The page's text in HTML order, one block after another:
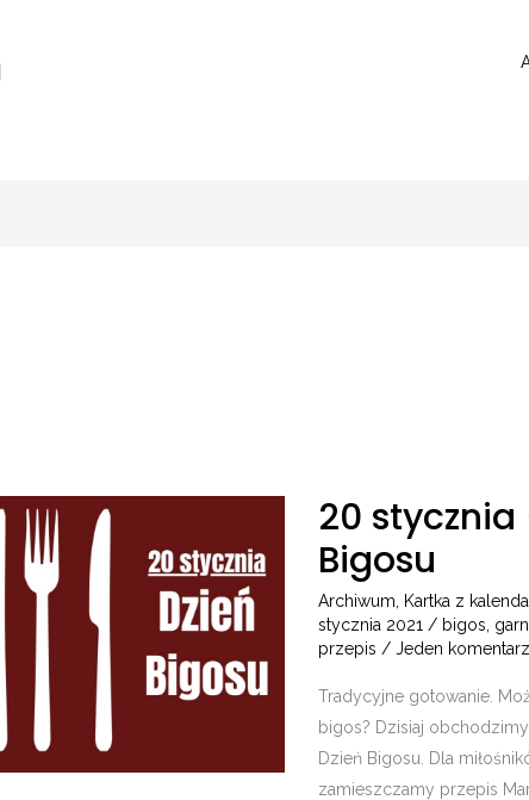
20 stycznia
Bigosu
Archiwum Kartka z
stycznia 2021 / bigos
przepis / Jeden komentarz
Tradycyjne gotowanie.
bigos? Dzisiaj
Dzień Bigosu. Dla
zamieszczamy przepis
20
Stycznia
–
Dzień
Bigosu